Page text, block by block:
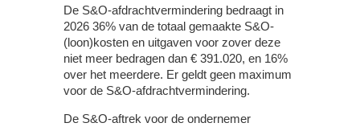
De S&O-afdrachtvermindering bedraagt in
2026 36% van de totaal gemaakte S&O-
(loon)kosten en uitgaven voor zover deze
niet meer bedragen dan € 391.020, en 16%
over het meerdere. Er geldt geen maximum
voor de S&O-afdrachtvermindering.
De S&O-aftrek voor de ondernemer